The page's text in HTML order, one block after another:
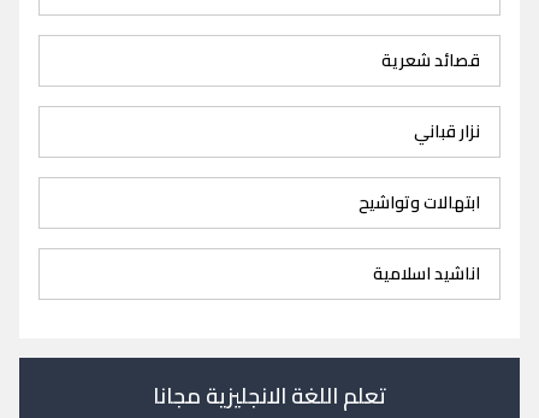
قصائد شعرية
نزار قباني
ابتهالات وتواشيح
اناشيد اسلامية
تعلم اللغة الانجليزية مجانا